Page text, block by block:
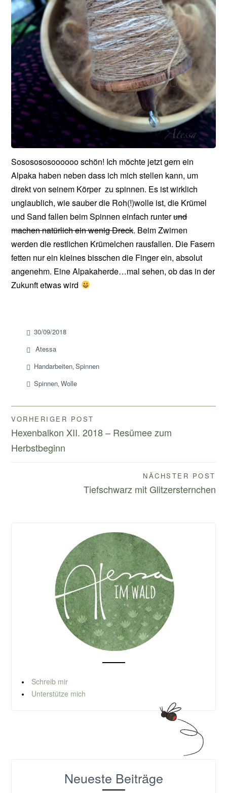
Sososososoooooo schön! Ich möchte jetzt gern ein
Alpaka haben neben dass ich mich stellen kann, um
direkt von seinem Körper zu spinnen. Es ist wirklich
unglaublich, wie sauber die Roh(!)wolle ist, die Krümel
und Sand fallen beim Spinnen einfach runterund
machen natürlich ein wenig Dreck. Beim Zwirnen
werden die restlichen Krümelchen rausfallen. Die Fasern
fetten nur ein kleines bisschen die Finger ein, absolut
angenehm. Eine Alpakaherde…mal sehen, ob das in der
Zukunft etwas wird
30/09/2018
Atessa
Handarbeiten ,Spinnen
Spinnen ,Wolle
Beitragsnavigation
VORHERIGER POST
Hexenbalkon XII. 2018 – Resümee zum
Herbstbeginn
NÄCHSTER POST
Tiefschwarz mit Glitzersternchen
Schreib mir
Unterstütze mich
Neueste Beiträge